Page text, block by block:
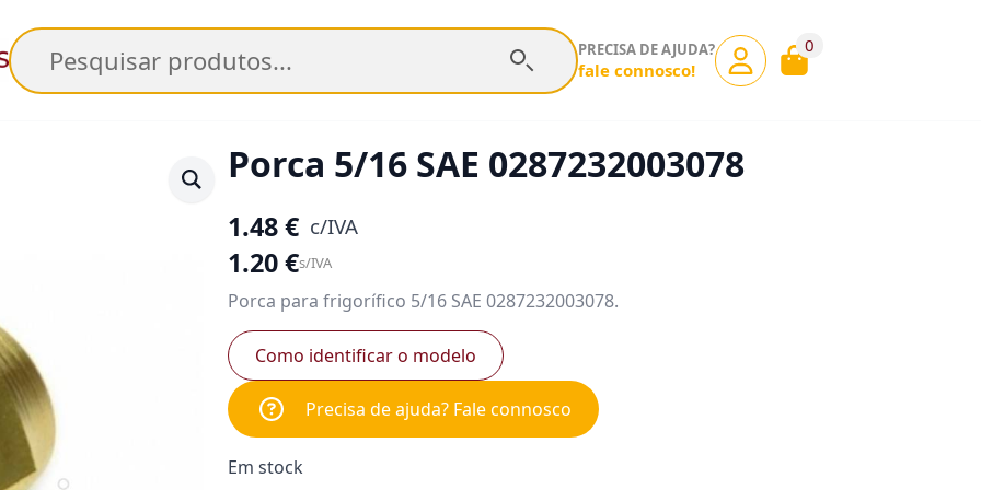
Pesquisar PRECISA DE AJUDA?
fale connosco!
0
Porca 5/16 SAE 0287232003078
1.48€ c/IVA
1.20€s/IVA
Porca para frigorífico 5/16 SAE 0287232003078.
Como identificar o modelo
Precisa de ajuda? Fale connosco
Em stock